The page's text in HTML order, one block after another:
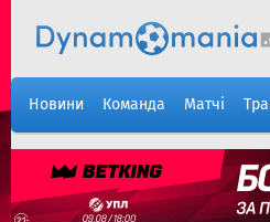
Новини Команда Матчі